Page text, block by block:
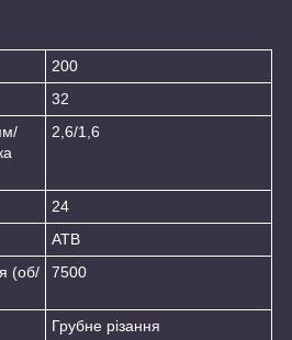
200
32
2,6/1,6
24
ATB
(об/
7500
Грубне різання